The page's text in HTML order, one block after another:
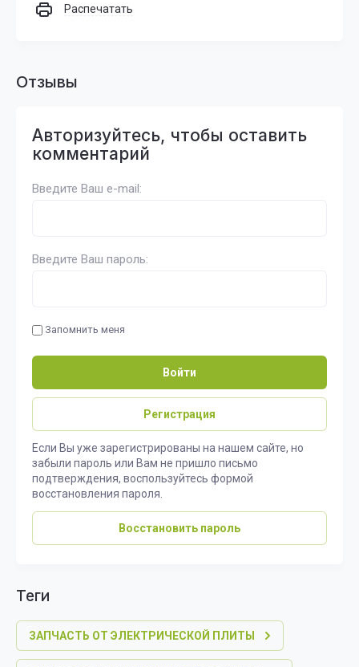
Распечатать
Отзывы
Авторизуйтесь, чтобы оставить
комментарий
Введите Ваш e-mail:
Введите Ваш пароль:
Запомнить меня
Войти
Регистрация
Если Вы уже зарегистрированы на нашем сайте, но
забыли пароль или Вам не пришло письмо
подтверждения, воспользуйтесь формой
восстановления пароля.
Восстановить пароль
теги
ЗАПЧАСТЬ ОТ ЭЛЕКТРИЧЕСКОЙ ПЛИТЫ